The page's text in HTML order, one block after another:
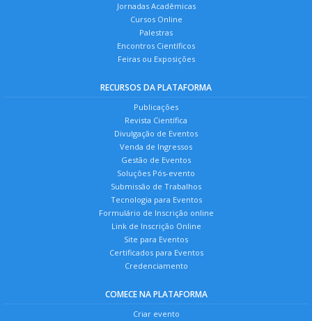
Jornadas Acadêmicas
Cursos Online
Palestras
Encontros Científicos
Feiras ou Exposições
RECURSOS DA PLATAFORMA
Publicações
Revista Científica
Divulgação de Eventos
Venda de Ingressos
Gestão de Eventos
Soluções Pós-evento
Submissão de Trabalhos
Tecnologia para Eventos
Formulário de Inscrição online
Link de Inscrição Online
Site para Eventos
Certificados para Eventos
Credenciamento
COMECE NA PLATAFORMA
Criar evento